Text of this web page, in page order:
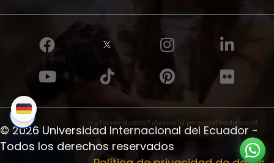
© 2026 Universidad Internacional del Ecuador -
Todos los derechos reservados
✨ ¿Tienes dudas? ¡Asesoría personalizada aquí!